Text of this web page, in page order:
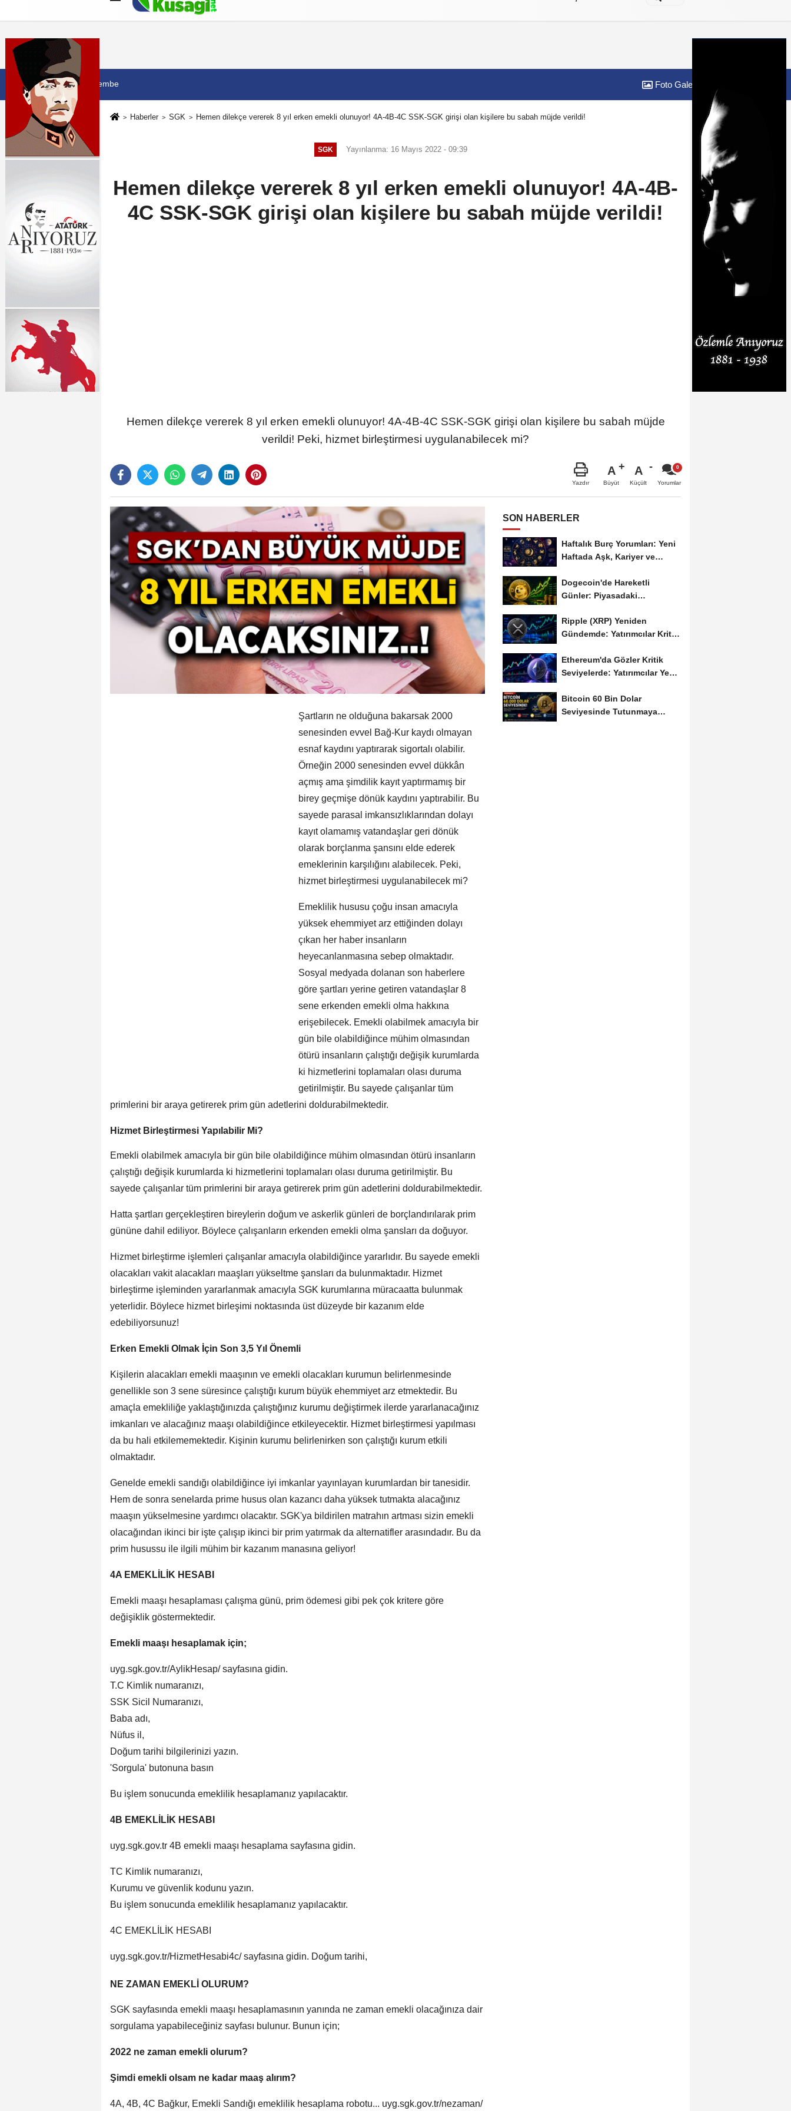
Künye İletişim Çerez Politikası
6 Ağustos 2026, Perşembe Foto Galeri
Haberler SGK Hemen dilekçe vererek 8 yıl erken emekli olunuyor! 4A-4B-4C SSK-SGK girişi olan kişilere bu sabah müjde verildi!
SGK Yayınlanma: 16 Mayıs 2022 - 09:39
Hemen dilekçe vererek 8 yıl erken emekli olunuyor! 4A-4B-
4C SSK-SGK girişi olan kişilere bu sabah müjde verildi!
Hemen dilekçe vererek 8 yıl erken emekli olunuyor! 4A-4B-4C SSK-SGK girişi olan kişilere bu sabah müjde
verildi! Peki, hizmet birleştirmesi uygulanabilecek mi?
Yazdır
A
Büyüt
A
Küçült Yorumlar
Şartların ne olduğuna bakarsak 2000
senesinden evvel Bağ-Kur kaydı olmayan
esnaf kaydını yaptırarak sigortalı olabilir.
Örneğin 2000 senesinden evvel dükkân
açmış ama şimdilik kayıt yaptırmamış bir
birey geçmişe dönük kaydını yaptırabilir. Bu
sayede parasal imkansızlıklarından dolayı
kayıt olamamış vatandaşlar geri dönük
olarak borçlanma şansını elde ederek
emeklerinin karşılığını alabilecek. Peki,
hizmet birleştirmesi uygulanabilecek mi?
Emeklilik hususu çoğu insan amacıyla
yüksek ehemmiyet arz ettiğinden dolayı
çıkan her haber insanların
heyecanlanmasına sebep olmaktadır.
Sosyal medyada dolanan son haberlere
göre şartları yerine getiren vatandaşlar 8
sene erkenden emekli olma hakkına
erişebilecek. Emekli olabilmek amacıyla bir
gün bile olabildiğince mühim olmasından
ötürü insanların çalıştığı değişik kurumlarda
ki hizmetlerini toplamaları olası duruma
getirilmiştir. Bu sayede çalışanlar tüm
primlerini bir araya getirerek prim gün adetlerini doldurabilmektedir.
Hizmet Birleştirmesi Yapılabilir Mi?
Emekli olabilmek amacıyla bir gün bile olabildiğince mühim olmasından ötürü insanların
çalıştığı değişik kurumlarda ki hizmetlerini toplamaları olası duruma getirilmiştir. Bu
sayede çalışanlar tüm primlerini bir araya getirerek prim gün adetlerini doldurabilmektedir.
Hatta şartları gerçekleştiren bireylerin doğum ve askerlik günleri de borçlandırılarak prim
gününe dahil ediliyor. Böylece çalışanların erkenden emekli olma şansları da doğuyor.
Hizmet birleştirme işlemleri çalışanlar amacıyla olabildiğince yararlıdır. Bu sayede emekli
olacakları vakit alacakları maaşları yükseltme şansları da bulunmaktadır. Hizmet
birleştirme işleminden yararlanmak amacıyla SGK kurumlarına müracaatta bulunmak
yeterlidir. Böylece hizmet birleşimi noktasında üst düzeyde bir kazanım elde
edebiliyorsunuz!
Erken Emekli Olmak İçin Son 3,5 Yıl Önemli
Kişilerin alacakları emekli maaşının ve emekli olacakları kurumun belirlenmesinde
genellikle son 3 sene süresince çalıştığı kurum büyük ehemmiyet arz etmektedir. Bu
amaçla emekliliğe yaklaştığınızda çalıştığınız kurumu değiştirmek ilerde yararlanacağınız
imkanları ve alacağınız maaşı olabildiğince etkileyecektir. Hizmet birleştirmesi yapılması
da bu hali etkilememektedir. Kişinin kurumu belirlenirken son çalıştığı kurum etkili
olmaktadır.
Genelde emekli sandığı olabildiğince iyi imkanlar yayınlayan kurumlardan bir tanesidir.
Hem de sonra senelarda prime husus olan kazancı daha yüksek tutmakta alacağınız
maaşın yükselmesine yardımcı olacaktır. SGK'ya bildirilen matrahın artması sizin emekli
olacağından ikinci bir işte çalışıp ikinci bir prim yatırmak da alternatifler arasındadır. Bu da
prim husussu ile ilgili mühim bir kazanım manasına geliyor!
4A EMEKLİLİK HESABI
Emekli maaşı hesaplaması çalışma günü, prim ödemesi gibi pek çok kritere göre
değişiklik göstermektedir.
Emekli maaşı hesaplamak için;
uyg.sgk.gov.tr/AylikHesap/ sayfasına gidin.
T.C Kimlik numaranızı,
SSK Sicil Numaranızı,
Baba adı,
Nüfus il,
Doğum tarihi bilgilerinizi yazın.
'Sorgula' butonuna basın
Bu işlem sonucunda emeklilik hesaplamanız yapılacaktır.
4B EMEKLİLİK HESABI
uyg.sgk.gov.tr 4B emekli maaşı hesaplama sayfasına gidin.
TC Kimlik numaranızı,
Kurumu ve güvenlik kodunu yazın.
Bu işlem sonucunda emeklilik hesaplamanız yapılacaktır.
4C EMEKLİLİK HESABI
uyg.sgk.gov.tr/HizmetHesabi4c/ sayfasına gidin. Doğum tarihi,
NE ZAMAN EMEKLİ OLURUM?
SGK sayfasında emekli maaşı hesaplamasının yanında ne zaman emekli olacağınıza dair
sorgulama yapabileceğiniz sayfası bulunur. Bunun için;
2022 ne zaman emekli olurum?
Şimdi emekli olsam ne kadar maaş alırım?
4A, 4B, 4C Bağkur, Emekli Sandığı emeklilik hesaplama robotu... uyg.sgk.gov.tr/nezaman/
SON HABERLER
Haftalık Burç Yorumları: Yeni
Haftada Aşk, Kariyer ve
Dogecoin'de Hareketli
Günler: Piyasadaki
de...
Ripple (XRP) Yeniden
Gündemde: Yatırımcılar Kritik
Ethereum'da Gözler Kritik
Seviyelerde: Yatırımcılar Yeni
Bitcoin 60 Bin Dolar
Seviyesinde Tutunmaya